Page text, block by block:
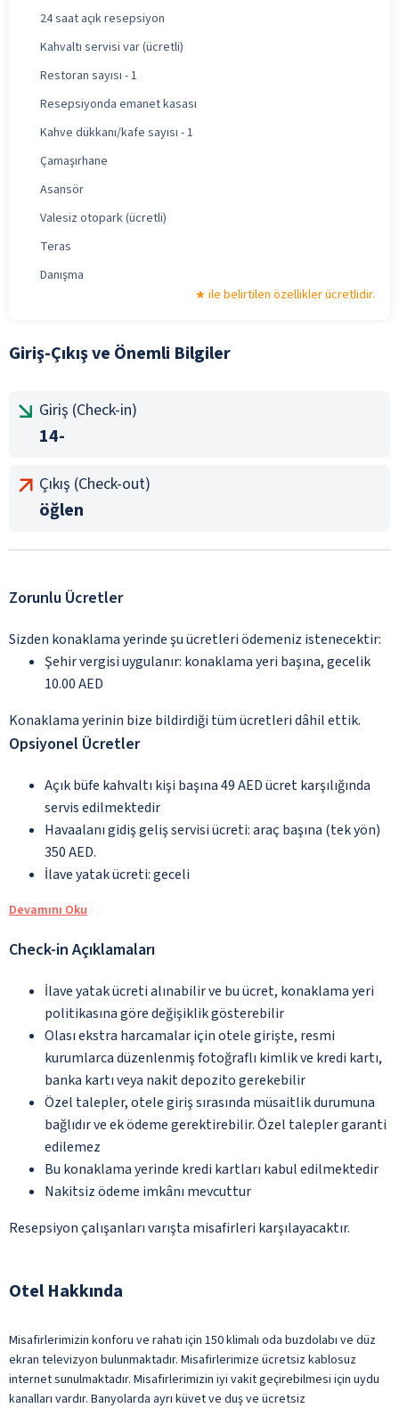
24 saat açık resepsiyon
Kahvaltı servisi var (ücretli)
Restoran sayısı - 1
Resepsiyonda emanet kasası
Kahve dükkanı/kafe sayısı - 1
Çamaşırhane
Asansör
Valesiz otopark (ücretli)
Teras
Danışma
ile belirtilen özellikler ücretlidir.
Giriş-Çıkış ve Önemli Bilgiler
Giriş (Check-in)
14-
Çıkış (Check-out)
öğlen
Zorunlu Ücretler
Sizden konaklama yerinde şu ücretleri ödemeniz istenecektir:
Şehir vergisi uygulanır: konaklama yeri başına, gecelik
10.00 AED
Konaklama yerinin bize bildirdiği tüm ücretleri dâhil ettik.
Opsiyonel Ücretler
Açık büfe kahvaltı kişi başına 49 AED ücret karşılığında
servis edilmektedir
Havaalanı gidiş geliş servisi ücreti: araç başına (tek yön)
350 AED.
İlave yatak ücreti: geceli
Devamını Oku
Check-in Açıklamaları
İlave yatak ücreti alınabilir ve bu ücret, konaklama yeri
politikasına göre değişiklik gösterebilir
Olası ekstra harcamalar için otele girişte, resmi
kurumlarca düzenlenmiş fotoğraflı kimlik ve kredi kartı,
banka kartı veya nakit depozito gerekebilir
Özel talepler, otele giriş sırasında müsaitlik durumuna
bağlıdır ve ek ödeme gerektirebilir. Özel talepler garanti
edilemez
Bu konaklama yerinde kredi kartları kabul edilmektedir
Nakitsiz ödeme imkânı mevcuttur
Resepsiyon çalışanları varışta misafirleri karşılayacaktır.
Otel Hakkında
Misafirlerimizin konforu ve rahatı için 150 klimalı oda buzdolabı ve düz
ekran televizyon bulunmaktadır. Misafirlerimize ücretsiz kablosuz
internet sunulmaktadır. Misafirlerimizin iyi vakit geçirebilmesi için uydu
kanalları vardır. Banyolarda ayrı küvet ve duş ve ücretsiz